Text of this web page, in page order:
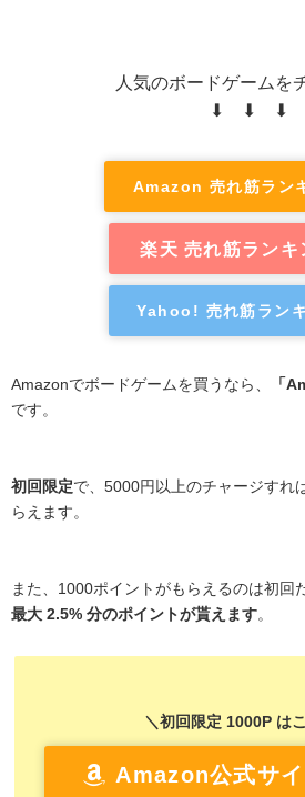
人気のボードゲームを
⬇ ⬇ ⬇
Amazon 売れ筋ラン
楽天 売れ筋ランキ
Yahoo! 売れ筋ランキ
Amazonでボードゲームを買うなら、
「
です。
初回限定で、5000円以上のチャージすれ
らえます。
また、1000ポイントがもらえるのは初回
最大 2.5% 分のポイントが貰えます。
＼初回限定 1000P は
Amazon公式サ